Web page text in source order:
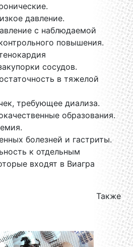
давление.
с наблюдаемой
повышения.
сосудов.
в тяжелой
требующее диализа.
образования.
болезней и гастриты.
к отдельным
входят в Виагра
Также